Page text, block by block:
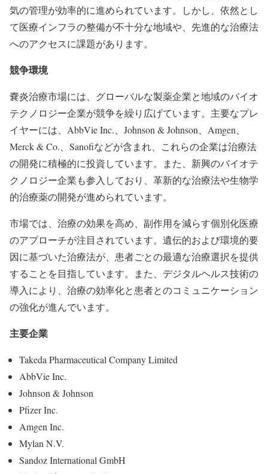
気の管理が効率的に進められています。しかし、依然とし
て医療インフラの整備が不十分な地域や、先進的な治療法
へのアクセスに課題があります。
競争環境
嚢炎治療市場には、グローバルな製薬企業と地域のバイオ
テクノロジー企業が競争を繰り広げています。主要なプレ
イヤーには、AbbVie Inc.、Johnson & Johnson、Amgen、
Merck & Co.、Sanofiなどが含まれ、これらの企業は治療法
の開発に積極的に投資しています。また、新興のバイオテ
クノロジー企業も参入しており、革新的な治療法や生物学
的治療薬の開発が進められています。
市場では、治療の効果を高め、副作用を減らす個別化医療
のアプローチが注目されています。遺伝的および環境的要
因に基づいた治療法が、患者ごとの最適な治療選択を提供
することを目指しています。また、デジタルヘルス技術の
導入により、治療の効率化と患者とのコミュニケーション
の強化が進んでいます。
主要企業
Takeda Pharmaceutical Company Limited
AbbVie Inc.
Johnson & Johnson
Pfizer Inc.
Amgen Inc.
Mylan N.V.
Sandoz International GmbH